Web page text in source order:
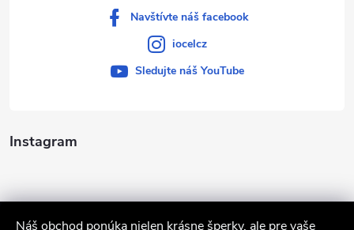
Náš obchod ponúka nielen krásne šperky, ale pre vaše
Instagram
Navštívte náš facebook
iocelcz
Sledujte náš YouTube